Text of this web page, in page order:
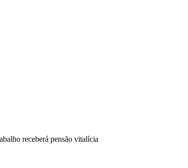
receberá pensão vitalícia